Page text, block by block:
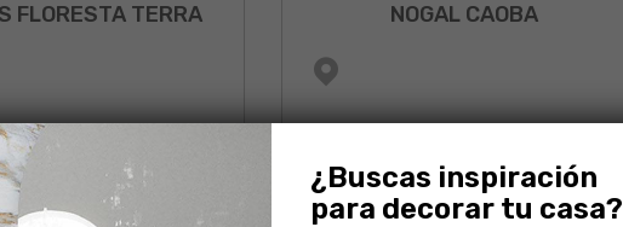
FLORESTA TERRA NOGAL CAOBA
¿Buscas inspiración
para decorar tu casa?